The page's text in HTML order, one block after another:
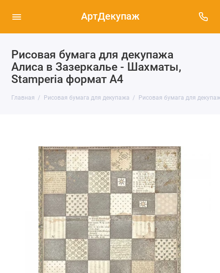
АртДекупаж
Рисовая бумага для декупажа
Алиса в Зазеркалье - Шахматы,
Stamperia формат А4
Главная Рисовая бумага для декупажа Рисовая бумага для